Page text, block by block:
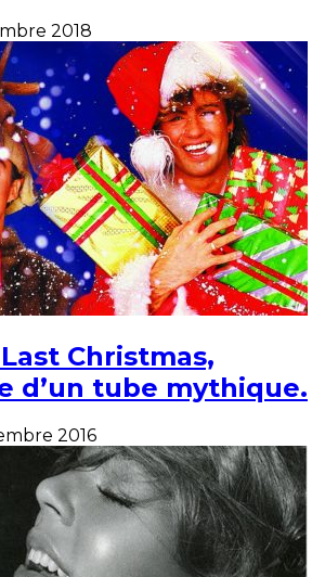
2018
Christmas,
d’un tube mythique.
2016